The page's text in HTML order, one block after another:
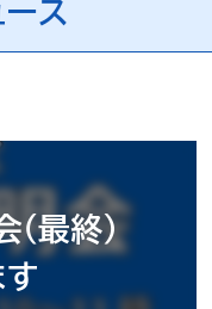
ス
最終）
す